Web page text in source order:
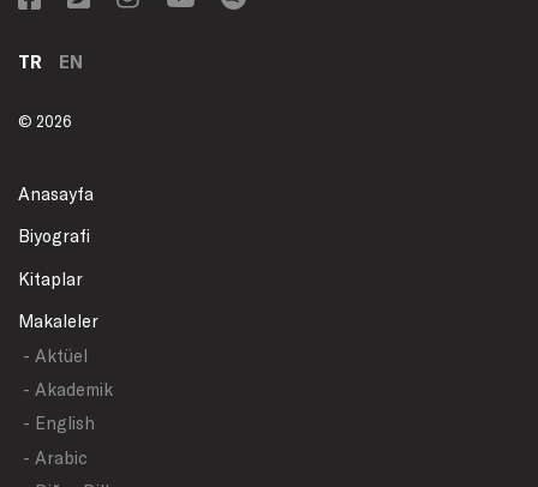
TR EN
© 2026
Anasayfa
Biyografi
Kitaplar
Makaleler
- Aktüel
- Akademik
- English
- Arabic